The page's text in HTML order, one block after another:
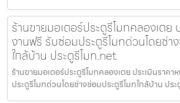
ร้านขายมอเตอร์ประตูรีโมทคลองเตย
งานฟรี รับซ่อมประตูรีโมทด่วนโดยช่า
ใกล้บ้าน ประตูรีโมท.net
ร้านขายมอเตอร์ประตูรีโมทคลองเตย ประเมินราค
ประตูรีโมทด่วนโดยช่างซ่อมประตูรีโมทใกล้บ้าน ปร